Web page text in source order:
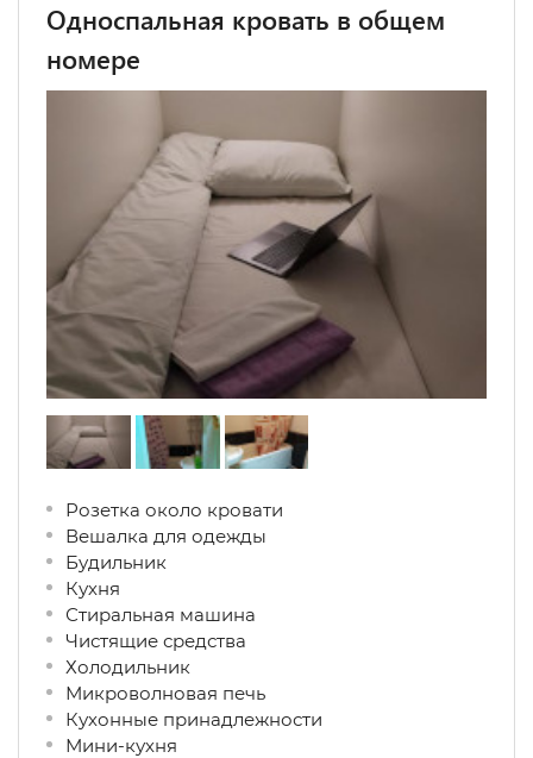
Односпальная кровать в общем
номере
Розетка около кровати
Вешалка для одежды
Будильник
Кухня
Стиральная машина
Чистящие средства
Холодильник
Микроволновая печь
Кухонные принадлежности
Мини-кухня